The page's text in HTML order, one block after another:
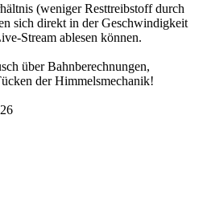
(weniger Resttreibstoff durch
sich direkt in der Geschwindigkeit
Stream ablesen können.
über Bahnberechnungen,
der Himmelsmechanik!